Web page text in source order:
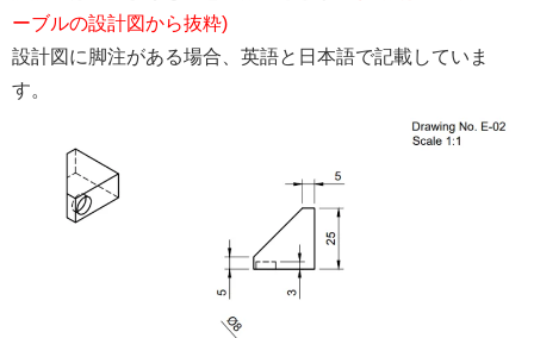
ーブルの設計図から抜粋)
設計図に脚注がある場合、英語と日本語で記載していま
す。